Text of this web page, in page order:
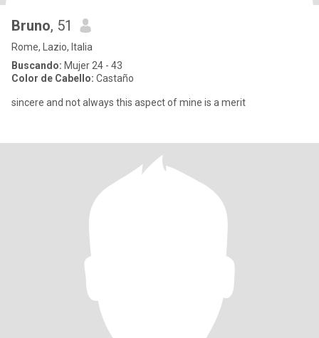
Bruno, 51
Rome, Lazio, Italia
Buscando: Mujer 24 - 43
Color de Cabello: Castaño
sincere and not always this aspect of mine is a merit